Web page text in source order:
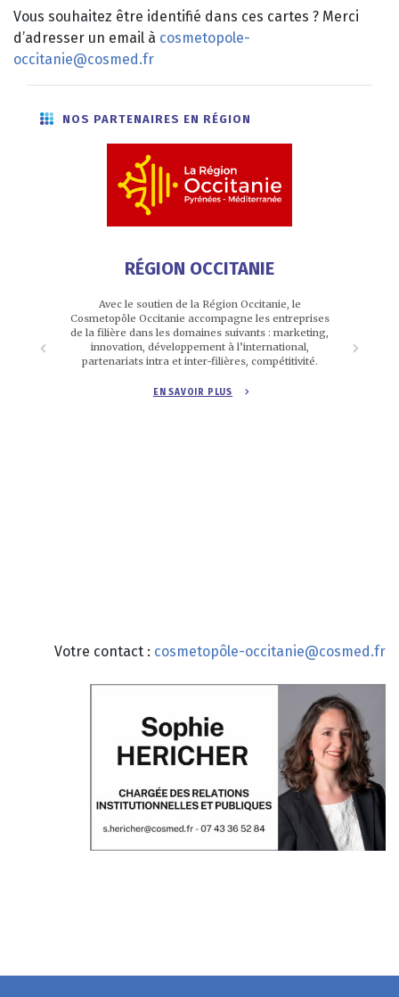
Vous souhaitez être identifié dans ces cartes ? Merci
d’adresser un email à cosmetopole-
occitanie@cosmed.fr
NOS PARTENAIRES EN RÉGION
RÉGION OCCITANIE
Avec le soutien de la Région Occitanie, le
Cosmetopôle Occitanie accompagne les entreprises
de la filière dans les domaines suivants : marketing,
innovation, développement à l’international,
partenariats intra et inter-filières, compétitivité.
EN SAVOIR PLUS
Votre contact : cosmetopôle-occitanie@cosmed.fr